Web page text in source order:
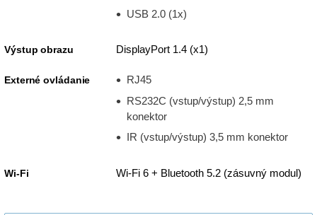
USB 2.0 (1x)
Výstup obrazu DisplayPort 1.4 (x1)
Externé ovládanie
RJ45
RS232C (vstup/výstup) 2,5 mm
konektor
IR (vstup/výstup) 3,5 mm konektor
Wi-Fi Wi-Fi 6 + Bluetooth 5.2 (zásuvný modul)